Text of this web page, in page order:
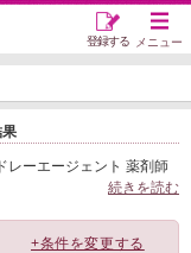
メニュー
登録する
レーエージェント 薬剤師
続きを読む
+条件を変更する